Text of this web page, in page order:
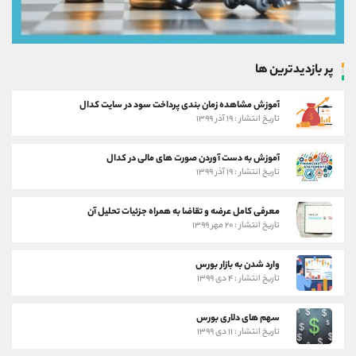
پر بازدیدترین ها
آموزش مشاهده زمان بندی پرداخت سود در سایت کدال
تاریخ انتشار : ۱۹ آذر ۱۳۹۹
آموزش به دست آوردن صورت های مالی در کدال
تاریخ انتشار : ۱۹ آذر ۱۳۹۹
معرفی کامل عرضه و تقاضا به همراه جزئیات تحلیل آن
تاریخ انتشار : ۲۰ مهر ۱۳۹۹
وارد شدن به بازار بورس
تاریخ انتشار : ۴ دی ۱۳۹۹
سهم های دلاری بورس
تاریخ انتشار : ۱۱ دی ۱۳۹۹